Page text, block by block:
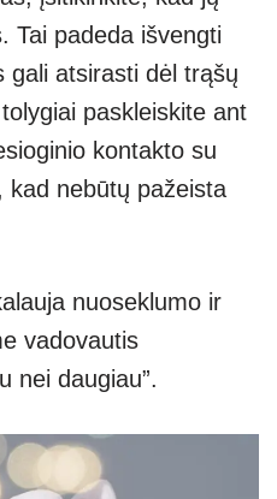
Tai padeda išvengti
gali atsirasti dėl trąšų
paskleiskite ant
kontakto su
kad nebūtų pažeista
nuoseklumo ir
vadovautis
nei daugiau”.